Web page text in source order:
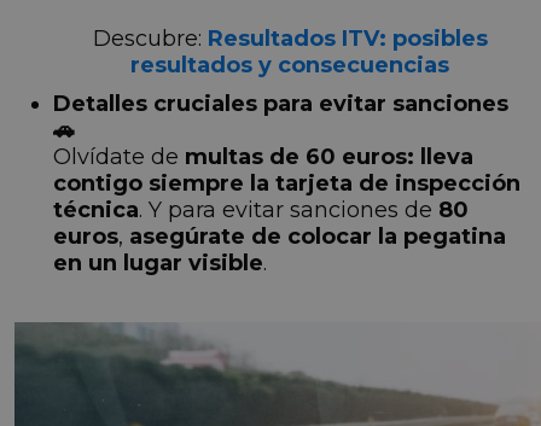
Descubre: Resultados ITV: posibles
resultados y consecuencias
Detalles cruciales para evitar sanciones
🚗
Olvídate de multas de 60 euros: lleva
contigo siempre la tarjeta de inspección
técnica. Y para evitar sanciones de 80
euros, asegúrate de colocar la pegatina
en un lugar visible.